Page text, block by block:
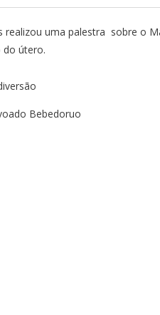
realizou uma palestra sobre o
do útero.
Bebedoruo